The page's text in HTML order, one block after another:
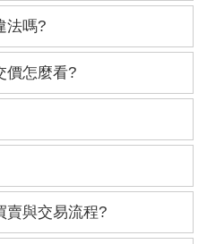
法嗎?
價怎麼看?
賣與交易流程?